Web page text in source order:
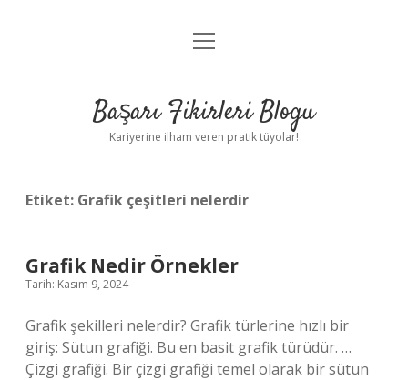
Anasayfa
Yasal Uyarı
menüyü
Başarı Fikirleri Blogu
Kariyerine ilham veren pratik tüyolar!
Etiket: Grafik çeşitleri nelerdir
Grafik Nedir Örnekler
Tarih: Kasım 9, 2024
Grafik şekilleri nelerdir? Grafik türlerine hızlı bir
giriş: Sütun grafiği. Bu en basit grafik türüdür. …
Çizgi grafiği. Bir çizgi grafiği temel olarak bir sütun